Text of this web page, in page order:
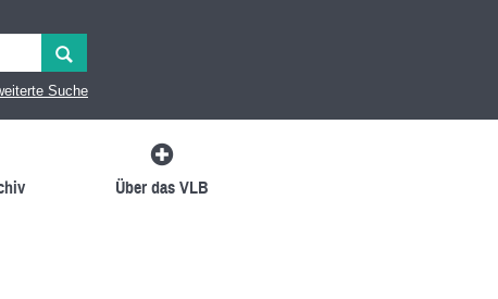
Suche
Über das VLB